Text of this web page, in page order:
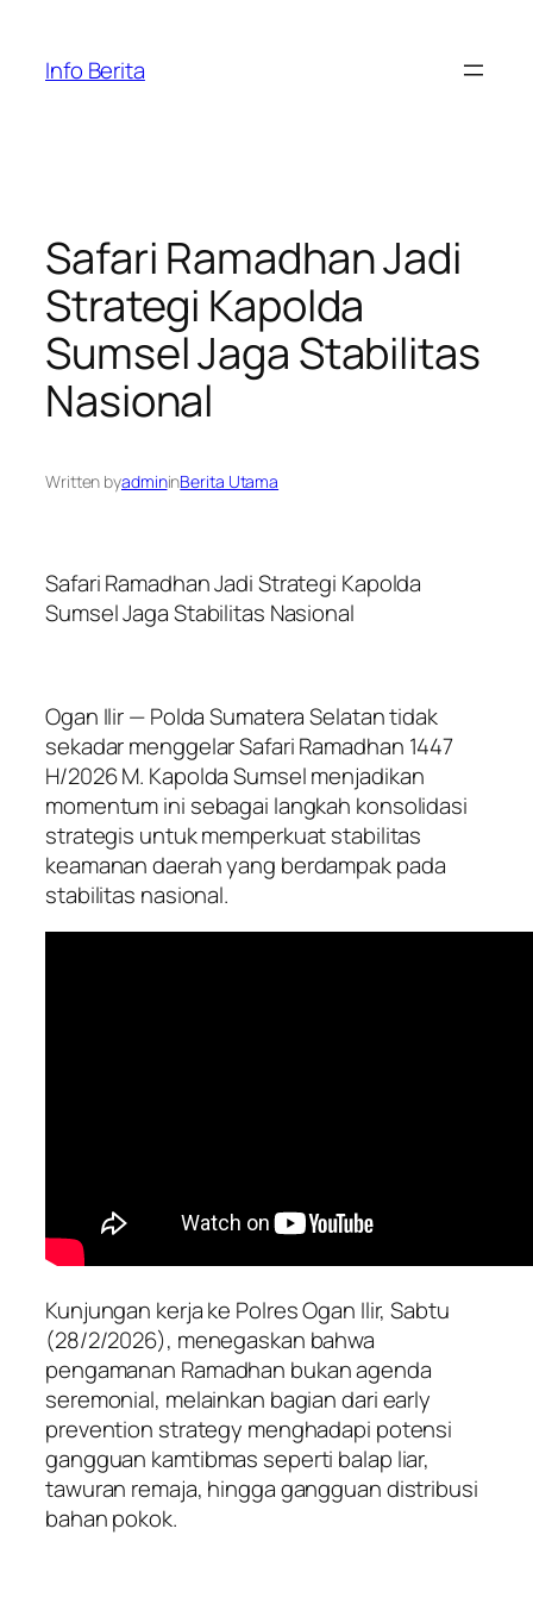
content
Info Berita
Safari Ramadhan Jadi
Strategi Kapolda
Sumsel Jaga Stabilitas
Nasional
Written byadmininBerita Utama
Safari Ramadhan Jadi Strategi Kapolda
Sumsel Jaga Stabilitas Nasional
Ogan Ilir — Polda Sumatera Selatan tidak
sekadar menggelar Safari Ramadhan 1447
H/2026 M. Kapolda Sumsel menjadikan
momentum ini sebagai langkah konsolidasi
strategis untuk memperkuat stabilitas
keamanan daerah yang berdampak pada
stabilitas nasional.
Kunjungan kerja ke Polres Ogan Ilir, Sabtu
(28/2/2026), menegaskan bahwa
pengamanan Ramadhan bukan agenda
seremonial, melainkan bagian dari early
prevention strategy menghadapi potensi
gangguan kamtibmas seperti balap liar,
tawuran remaja, hingga gangguan distribusi
bahan pokok.